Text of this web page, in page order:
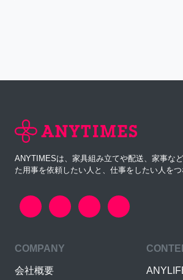
ANYTIMESは、家具組み立てや配送、家事な
た用事を依頼したい人と、仕事をしたい人をつ
COMPANY
会社概要